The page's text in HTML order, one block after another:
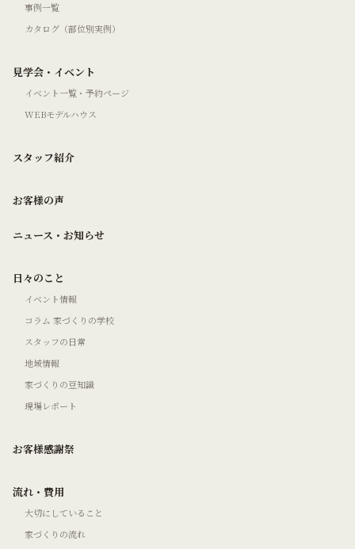
事例一覧
カタログ（部位別実例）
見学会・イベント
イベント一覧・予約ページ
WEBモデルハウス
スタッフ紹介
お客様の声
ニュース・お知らせ
日々のこと
イベント情報
コラム 家づくりの学校
スタッフの日常
地域情報
家づくりの豆知識
現場レポート
お客様感謝祭
流れ・費用
大切にしていること
家づくりの流れ